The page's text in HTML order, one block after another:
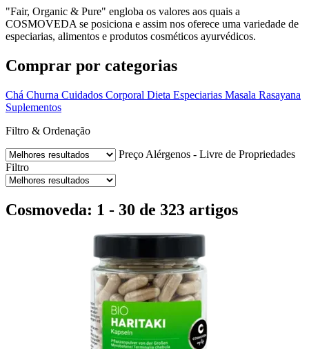
"Fair, Organic & Pure" engloba os valores aos quais a
COSMOVEDA se posiciona e assim nos oferece uma variedade de
especiarias, alimentos e produtos cosméticos ayurvédicos.
Comprar por categorias
Chá Churna Cuidados Corporal Dieta Especiarias Masala Rasayana
Suplementos
Filtro & Ordenação
Preço Alérgenos - Livre de Propriedades
Filtro
Cosmoveda: 1 - 30 de 323 artigos